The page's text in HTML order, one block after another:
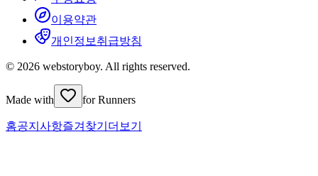
이용약관
개인정보취급방침
© 2026 webstoryboy. All rights reserved.
Made with for Runners
홈공지사항즐겨찾기 더보기